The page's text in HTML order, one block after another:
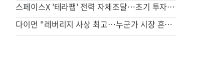
스페이스X '테라팹' 전력 자체조달…초기 투자 24조원
다이먼 "레버리지 사상 최고…누군가 시장 흔들 위험"